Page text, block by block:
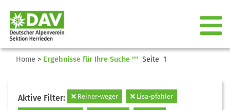
Home > Ergebnisse für Ihre Suche "" Seite 1
Aktive Filter: Reiner-weger Lisa-pfahler